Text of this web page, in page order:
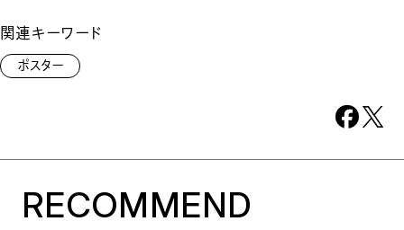
関連キーワード
ポスター
RECOMMEND